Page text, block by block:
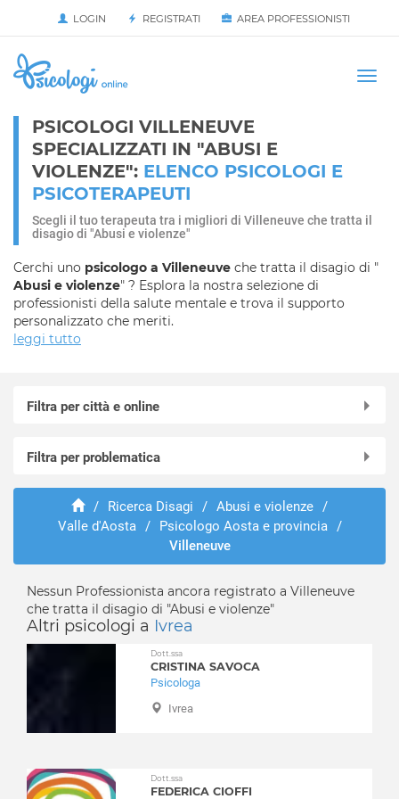
Avvia
LOGIN REGISTRATI AREA PROFESSIONISTI
PSICOLOGI VILLENEUVE
SPECIALIZZATI IN "ABUSI E
VIOLENZE": ELENCO PSICOLOGI E
PSICOTERAPEUTI
Scegli il tuo terapeuta tra i migliori di Villeneuve che tratta il
disagio di "Abusi e violenze"
Cerchi uno psicologo a Villeneuve che tratta il disagio di "
Abusi e violenze" ? Esplora la nostra selezione di
professionisti della salute mentale e trova il supporto
personalizzato che meriti.
leggi tutto
Filtra per città e online
Allein
Aosta (città)
Arnad
Ayas
Aymavilles
Chambave
Chamois
Filtra per problematica
Abusi e violenze
Adozione e affido
Anoressia
Ansia
Attacchi di panico
Autismo
Bruxismo
Depressione
/ Ricerca Disagi / Abusi e violenze /
Valle d'Aosta / Psicologo Aosta e provincia /
Villeneuve
Nessun Professionista ancora registrato a Villeneuve
che tratta il disagio di "Abusi e violenze"
Altri psicologi a Ivrea
Dott.ssa
CRISTINA SAVOCA
Psicologa
Ivrea
Dott.ssa
FEDERICA CIOFFI